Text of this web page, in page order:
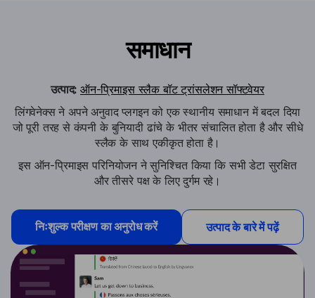
समाधान
उत्पाद: ऑन-प्रिमाइस स्लैक बॉट ट्रांसलेशन सॉफ्टवेयर
लिंगवेनेक्स ने अपने अनुवाद प्लगइन को एक स्थानीय समाधान में बदल दिया
जो पूरी तरह से कंपनी के बुनियादी ढांचे के भीतर संचालित होता है और सीधे
स्लैक के साथ एकीकृत होता है।
इस ऑन-प्रिमाइस परिनियोजन ने सुनिश्चित किया कि सभी डेटा सुरक्षित
और तीसरे पक्ष के लिए दुर्गम रहे।
निःशुल्क परीक्षण का अनुरोध करें उत्पाद के बारे में पढ़ें